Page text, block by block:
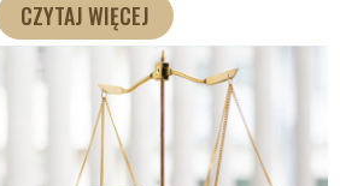
CZYTAJ WIĘCEJ